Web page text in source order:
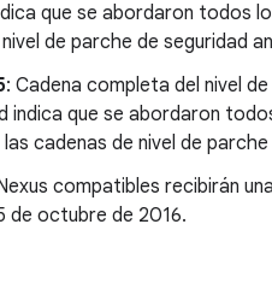
que se abordaron todos
de parche de seguridad
: Cadena completa del nivel
indica que se abordaron
cadenas de nivel de
compatibles recibirán
de octubre de 2016.